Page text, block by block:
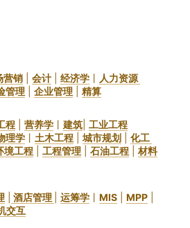
营销 会计 经济学 丨 人力资源
管理 企业管理
精算
程 营养学 丨 建筑 工业工程
理学 丨 土木工程 城市规划
化工
境工程 工程管理 石油工程
材料
酒店管理 运筹学 丨 MIS MPP
交互